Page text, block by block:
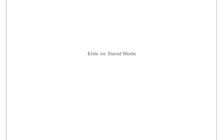
Elde ve Stand Modu